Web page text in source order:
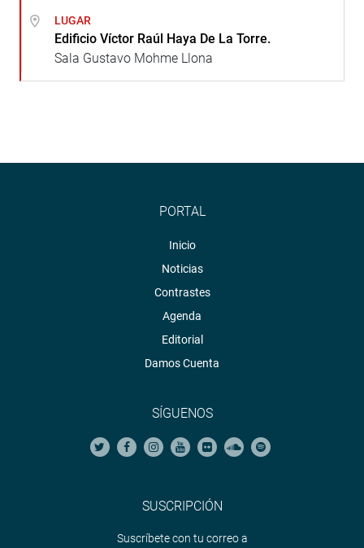
LUGAR
Edificio Víctor Raúl Haya De La Torre.
Sala Gustavo Mohme Llona
PORTAL
Inicio
Noticias
Contrastes
Agenda
Editorial
Damos Cuenta
SÍGUENOS
SUSCRIPCIÓN
Suscríbete con tu correo a